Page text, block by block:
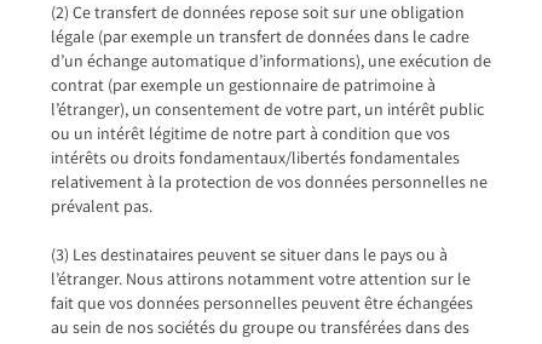
(2) Ce transfert de données repose soit sur une obligation
légale (par exemple un transfert de données dans le cadre
d’un échange automatique d’informations), une exécution de
contrat (par exemple un gestionnaire de patrimoine à
l’étranger), un consentement de votre part, un intérêt public
ou un intérêt légitime de notre part à condition que vos
intérêts ou droits fondamentaux/libertés fondamentales
relativement à la protection de vos données personnelles ne
prévalent pas.
(3) Les destinataires peuvent se situer dans le pays ou à
l’étranger. Nous attirons notamment votre attention sur le
fait que vos données personnelles peuvent être échangées
au sein de nos sociétés du groupe ou transférées dans des